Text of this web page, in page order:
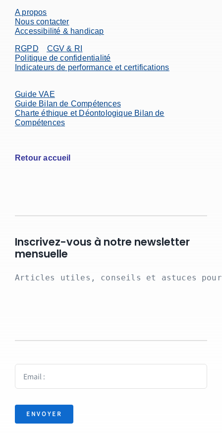
A propos
Nous contacter
Accessibilité & handicap
RGPD
CGV & RI
Politique de confidentialité
Indicateurs de performance et certifications
Guide VAE
Guide Bilan de Compétences
Charte éthique et Déontologique Bilan de
Compétences
Retour accueil
Inscrivez-vous à notre newsletter
mensuelle
Articles utiles, conseils et astuces
ENVOYER